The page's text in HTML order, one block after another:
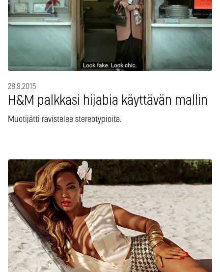
28.9.2015
H&M palkkasi hijabia käyttävän mallin
Muotijätti ravistelee stereotypioita.